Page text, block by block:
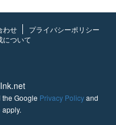
わせ
プライバシーポリシー
について
the Google Privacy Policyand
apply.